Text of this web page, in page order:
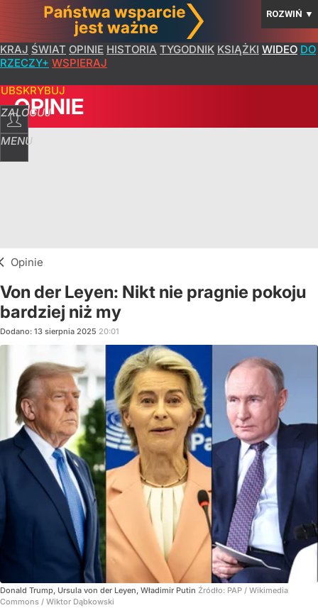
ROZWIŃ ▼
KRAJ ŚWIAT OPINIE HISTORIA TYGODNIK KSIĄŻKI WIDEO DO
RZECZY+ WSPIERAJ
ZALOGUJ
MENU
OPINIE
Opinie
Von der Leyen: Nikt nie pragnie pokoju
bardziej niż my
Dodano: 13 sierpnia 2025 20:01
Donald Trump, Ursula von der Leyen, Władimir Putin Źródło: PAP / Wikimedia
Commons / Wiktor Dąbkowski